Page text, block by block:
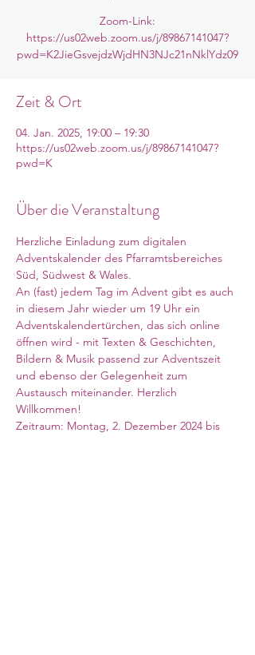
Zoom-Link:
https://us02web.zoom.us/j/89867141047?
pwd=K2JieGsvejdzWjdHN3NJc21nNklYdz09
Zeit & Ort
04. Jan. 2025, 19:00 – 19:30
https://us02web.zoom.us/j/89867141047?
pwd=K
Über die Veranstaltung
Herzliche Einladung zum digitalen
Adventskalender des Pfarramtsbereiches
Süd, Südwest & Wales.
An (fast) jedem Tag im Advent gibt es auch
in diesem Jahr wieder um 19 Uhr ein
Adventskalendertürchen, das sich online
öffnen wird - mit Texten & Geschichten,
Bildern & Musik passend zur Adventszeit
und ebenso der Gelegenheit zum
Austausch miteinander. Herzlich
Willkommen!
Zeitraum: Montag, 2. Dezember 2024 bis